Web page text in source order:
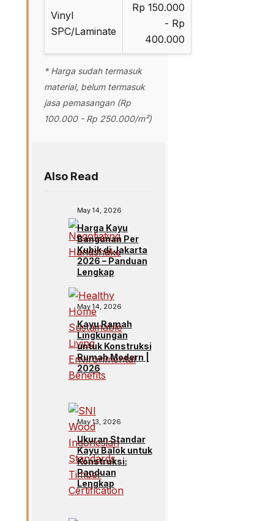
Vinyl
SPC/Laminate
Rp 150.000
- Rp
400.000
* Harga sudah termasuk
material, belum termasuk
jasa pemasangan (Rp
100.000 - Rp 250.000/m²)
Also Read
May 14, 2026
Harga Kayu
Bangunan Per
Kubik di Jakarta
2026 – Panduan
Lengkap
May 14, 2026
Kayu Ramah
Lingkungan
untuk Konstruksi
Rumah Modern |
2026
May 13, 2026
Ukuran Standar
Kayu Balok untuk
Konstruksi:
Panduan
Lengkap